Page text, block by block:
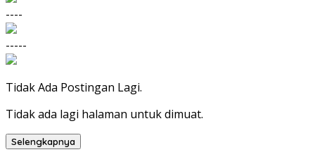
----
-----
Tidak Ada Postingan Lagi.
Tidak ada lagi halaman untuk dimuat.
Selengkapnya